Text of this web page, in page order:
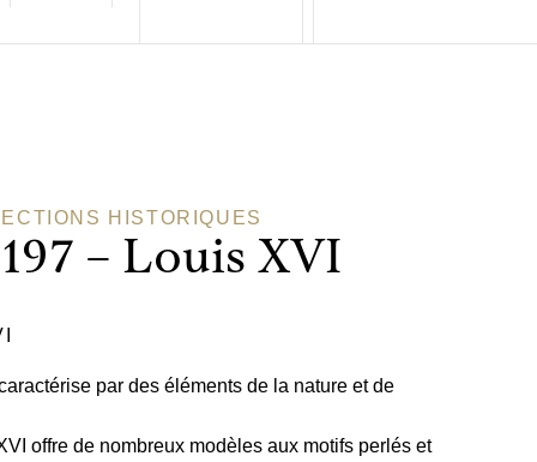
HISTORIQUES
– Louis XVI
par des éléments de la nature et de
offre de nombreux modèles aux motifs perlés et